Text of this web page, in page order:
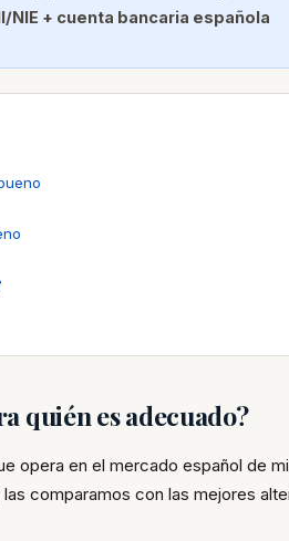
NIE + cuenta bancaria española
quién es adecuado?
opera en el mercado español de
comparamos con las mejores